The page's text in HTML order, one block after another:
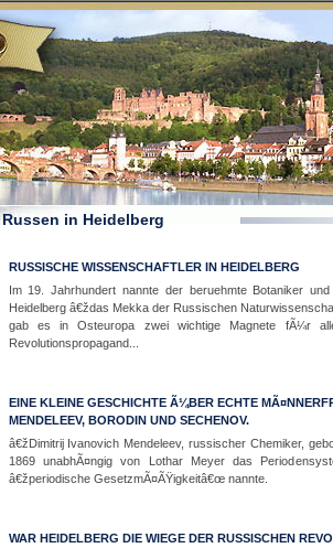
Russen in Heidelberg
RUSSISCHE WISSENSCHAFTLER IN HEIDELBERG
Im 19. Jahrhundert nannte der beruehmte Botaniker und
Heidelberg â€ždas Mekka der Russischen
gab es in Osteuropa zwei wichtige Magnete fÃ¼r
Revolutionspropagand...
EINE KLEINE GESCHICHTE Ã¼BER ECHTE
MENDELEEV, BORODIN UND SECHENOV.
â€žDimitrij Ivanovich Mendeleev, russischer Chemiker,
1869 unabhÃ¤ngig von Lothar Meyer das
â€žperiodische GesetzmÃ¤ÃŸigkeitâ€œ nannte.
WAR HEIDELBERG DIE WIEGE DER RUSSISCHEN